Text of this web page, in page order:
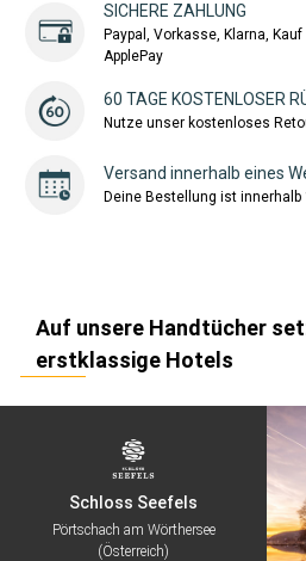
SICHERE ZAHLUNG
Paypal, Vorkasse, Klarna,
ApplePay
60 TAGE KOSTENLOSER
Nutze unser kostenloses
Versand innerhalb eines
Deine Bestellung ist innerhalb
Auf unsere Handtücher
erstklassige Hotels
Schloss Seefels
Pörtschach am Wörthersee
(Österreich)